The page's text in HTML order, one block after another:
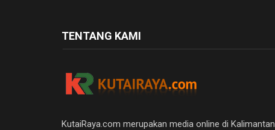
TENTANG KAMI
KutaiRaya.com merupakan media online di Kalimantan